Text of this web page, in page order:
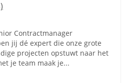
Contractmanager
jij dé expert die onze grote
projecten opstuwt naar het
je team maak je...